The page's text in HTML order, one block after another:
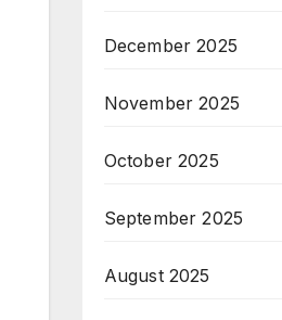
December 2025
November 2025
October 2025
September 2025
August 2025